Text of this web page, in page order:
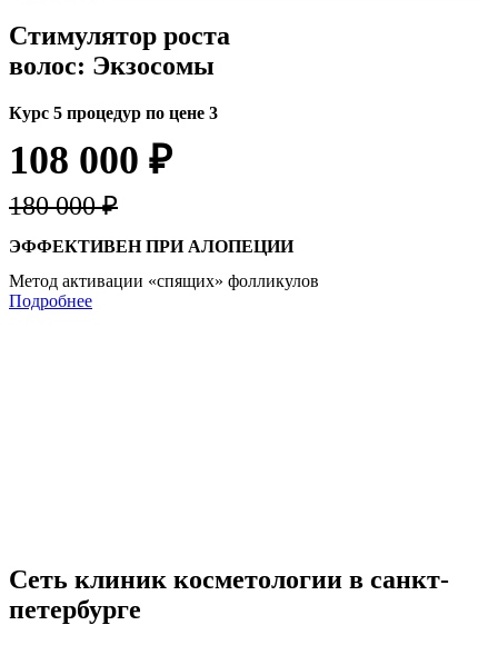
Стимулятор роста
волос: Экзосомы
Курс 5 процедур по цене 3
108 000 ₽
180 000 ₽
ЭФФЕКТИВЕН ПРИ АЛОПЕЦИИ
Метод активации «спящих» фолликулов
Подробнее
Сеть клиник косметологии в санкт-
петербурге